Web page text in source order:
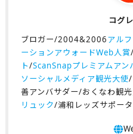
コグ
ブロガー/2004&2006アル
ーションアウォードWeb人賞/
ト/ScanSnapプレミアムアン
ソーシャルメディア観光大使/
善アンバサダー/おくなわ観
リュック/浦和レッズサポー